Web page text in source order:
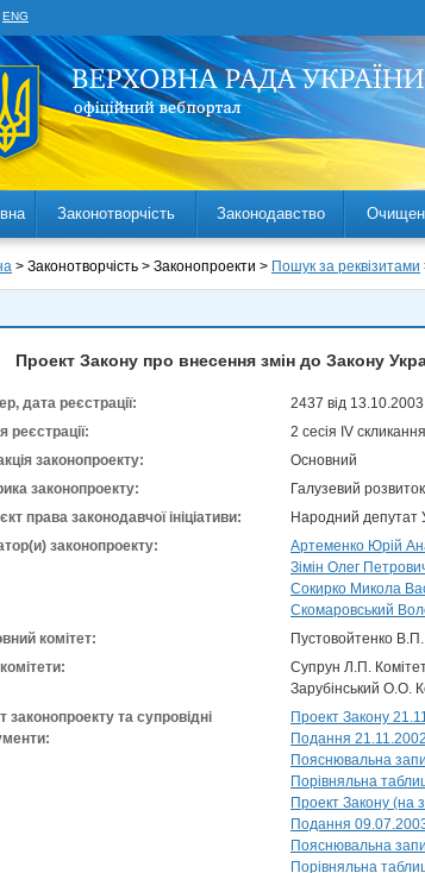
ENG
Законотворчість Законодавство
> Законотворчість > Законопроекти > Пошук за реквізитами
Проект Закону про внесення змін до Закону
дата реєстрації:
2437 від 13.10.2003
реєстрації:
2 сесія IV скликання
законопроекту:
Основний
законопроекту:
Галузевий розвиток
права законодавчої ініціативи:
Народний депутат
законопроекту:
Артеменко Юрій
Зімін Олег
Сокирко Микола
Скомаровський
комітет:
Пустовойтенко В.П.
комітети:
Супрун Л.П.
Зарубінський О.О.
законопроекту та супровідні
Проект Закону
Подання 21.11.2002
Пояснювальна
Порівняльна
Проект Закону (на
Подання
Пояснювальна
Порівняльна